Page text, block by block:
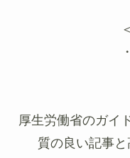
厚生労働省のガイ
質の良い記事と